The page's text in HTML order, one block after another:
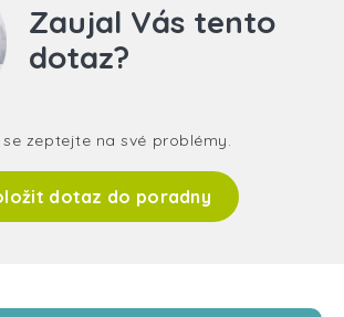
Zaujal Vás tento
dotaz?
se zeptejte na své problémy.
dotaz do poradny